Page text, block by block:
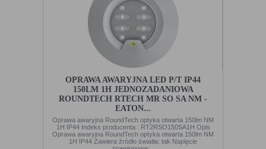
„cookies” na urządzeniu końcowym. Ustawienia te mogą
zostać zmienione w taki sposób, aby blokować automatyczną
obsługę plików „cookies” w ustawieniach przeglądarki
internetowej bądź informować o ich każdorazowym
przesłaniu na urządzenie użytkownika. Szczegółowe
informacje o możliwości i sposobach obsługi plików „cookies”
dostępne są w ustawieniach oprogramowania (przeglądarki
Ograniczenie stosowania plików „cookies”, może wpłynąć na
niektóre funkcjonalności dostępne na stronie internetowej.
OPRAWA AWARYJNA LED P/T IP44
150LM 1H JEDNOZADANIOWA
ROUNDTECH RTECH MR SO SA NM -
EATON...
Oprawa awaryjna RoundTech optyka otwarta 150lm NM
1H IP44 Indeks producenta : RT2RSO150SA1H Opis
Oprawa awaryjna RoundTech optyka otwarta 150lm NM
1H IP44 Zawiera źródło światła: tak Napięcie